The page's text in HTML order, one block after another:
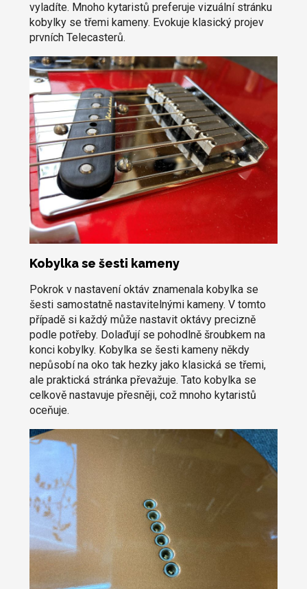
vyladíte. Mnoho kytaristů preferuje vizuální stránku
kobylky se třemi kameny. Evokuje klasický projev
prvních Telecasterů.
Kobylka se šesti kameny
Pokrok v nastavení oktáv znamenala kobylka se
šesti samostatně nastavitelnými kameny. V tomto
případě si každý může nastavit oktávy precizně
podle potřeby. Dolaďují se pohodlně šroubkem na
konci kobylky. Kobylka se šesti kameny někdy
nepůsobí na oko tak hezky jako klasická se třemi,
ale praktická stránka převažuje. Tato kobylka se
celkově nastavuje přesněji, což mnoho kytaristů
oceňuje.